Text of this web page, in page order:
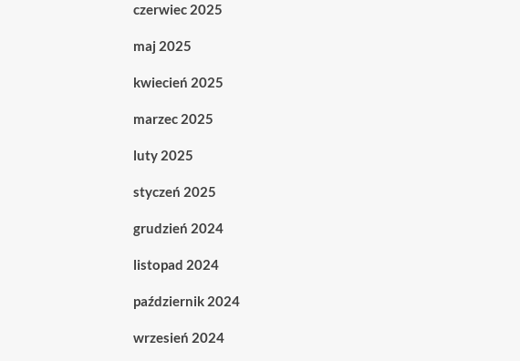
czerwiec 2025
maj 2025
kwiecień 2025
marzec 2025
luty 2025
styczeń 2025
grudzień 2024
listopad 2024
październik 2024
wrzesień 2024